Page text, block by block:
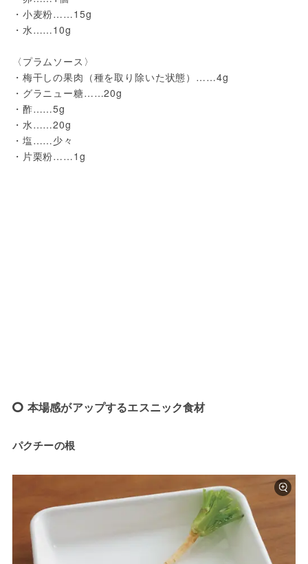
・小麦粉……15g
・水……10g
〈プラムソース〉
・梅干しの果肉（種を取り除いた状態）……4g
・グラニュー糖……20g
・酢……5g
・水……20g
・塩……少々
・片栗粉……1g
本場感がアップするエスニック食材
パクチーの根